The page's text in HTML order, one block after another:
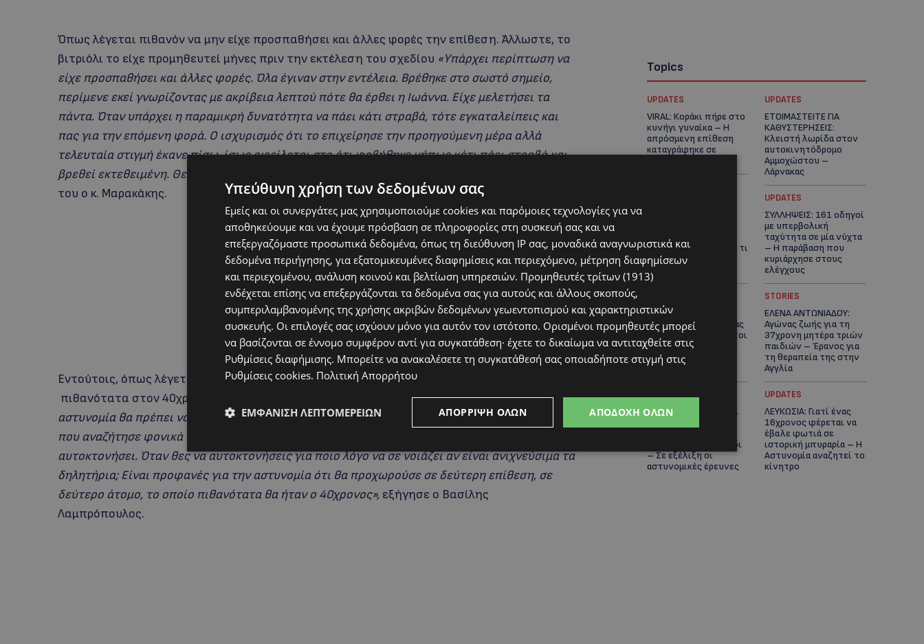
Όπως λέγεται πιθανόν να μην είχε προσπαθήσει και άλλες φορές την επίθεση. Άλλωστε, το
βιτριόλι το είχε προμηθευτεί μήνες πριν την εκτέλεση του σχεδίου «Υπάρχει περίπτωση να
είχε προσπαθήσει και άλλες φορές. Όλα έγιναν στην εντέλεια. Βρέθηκε στο σωστό σημείο,
περίμενε εκεί γνωρίζοντας με ακρίβεια λεπτού πότε θα έρθει η Ιωάννα. Είχε μελετήσει τα
πάντα. Όταν υπάρχει η παραμικρή δυνατότητα να πάει κάτι στραβά, τότε εγκαταλείπεις και
πας για την επόμενη φορά. Ο ισχυρισμός ότι το επιχείρησε την προηγούμενη μέρα αλλά
τελευταία στιγμή έκανε πίσω, ίσως οφείλεται στο ότι φοβήθηκε μήπως κάτι πάει στραβά και
βρεθεί εκτεθειμένη. Θεωρώ απίθανο να μην είχε ξαναπροσπαθήσει»,
του ο κ. Μαρακάκης.
Εντούτοις, όπως λέγεται η κατηγορουμένη θα προχωρούσε σε δεύτερη επίθεση
πιθανότατα στον 40χρονο.
«Δεν αποτυπώθηκε αυτό, να έχει ξαναπροσπαθήσει, γιατί η
αστυνομία θα πρέπει να ψάξει τις κάμερες για μεγάλο χρονικό διάστημα. Αλλά έχει σημασία
που αναζήτησε φονικά δηλητήρια μετά την επίθεση. Υποστήριξε ότι το έκανε γιατί ήθελε να
αυτοκτονήσει. Όταν θες να αυτοκτονήσεις για ποιο λόγο να σε νοιάζει αν είναι ανιχνεύσιμα τα
δηλητήρια; Είναι προφανές για την αστυνομία ότι θα προχωρούσε σε δεύτερη επίθεση, σε
δεύτερο άτομο, το οποίο πιθανότατα θα ήταν ο 40χρονος», εξήγησε ο Βασίλης
Λαμπρόπουλος.
Topics
UPDATES
VIRAL: Κοράκι πήρε στο
κυνήγι γυναίκα – Η
απρόσμενη επίθεση
καταγράφηκε σε
UPDATES
ΕΤΟΙΜΑΣΤΕΙΤΕ ΓΙΑ
ΚΑΘΥΣΤΕΡΗΣΕΙΣ:
Κλειστή λωρίδα στον
αυτοκινητόδρομο
Αμμοχώστου –
Λάρνακας
οδοφράγματα την
Παρασκευή – Πού και τι
ώρα θα γίνουν οι
δράσεις
UPDATES
ΣΥΛΛΗΨΕΙΣ: 161 οδηγοί
με υπερβολική
ταχύτητα σε μία νύχτα
– Η παράβαση που
κυριάρχησε στους
ελέγχους
ΓΕΝΕΘΛΙΟΣ ΗΜΕΡΑ: Η
ηλικία είναι μόνο ένας
αριθμός – Οι άνθρωποι
και οι στιγμές είναι η
πραγματική μας
ιστορία
STORIES
ΕΛΕΝΑ ΑΝΤΩΝΙΑΔΟΥ:
Αγώνας ζωής για τη
37χρονη μητέρα τριών
παιδιών – Έρανος για
τη θεραπεία της στην
Αγγλία
ΚΑΤΑΓΓΕΛΙΑ: Για άνδρα
γυναίκες στο Δασούδι
– Σε εξέλιξη οι
αστυνομικές έρευνες
UPDATES
ΛΕΥΚΩΣΙΑ: Γιατί ένας
16χρονος φέρεται να
έβαλε φωτιά σε
ιστορική μπυραρία – Η
Αστυνομία αναζητεί το
κίνητρο
Υπεύθυνη χρήση των δεδομένων σας
Εμείς και οι συνεργάτες μας χρησιμοποιούμε cookies και παρόμοιες τεχνολογίες για να
αποθηκεύουμε και να έχουμε πρόσβαση σε πληροφορίες στη συσκευή σας και να
επεξεργαζόμαστε προσωπικά δεδομένα, όπως τη διεύθυνση IP σας, μοναδικά αναγνωριστικά και
δεδομένα περιήγησης, για εξατομικευμένες διαφημίσεις και περιεχόμενο, μέτρηση διαφημίσεων
και περιεχομένου, ανάλυση κοινού και βελτίωση υπηρεσιών. Προμηθευτές τρίτων (1913)
ενδέχεται επίσης να επεξεργάζονται τα δεδομένα σας για αυτούς και άλλους σκοπούς,
συμπεριλαμβανομένης της χρήσης ακριβών δεδομένων γεωεντοπισμού και χαρακτηριστικών
συσκευής. Οι επιλογές σας ισχύουν μόνο για αυτόν τον ιστότοπο. Ορισμένοι προμηθευτές μπορεί
να βασίζονται σε έννομο συμφέρον αντί για συγκατάθεση· έχετε το δικαίωμα να αντιταχθείτε στις
Ρυθμίσεις διαφήμισης. Μπορείτε να ανακαλέσετε τη συγκατάθεσή σας οποιαδήποτε στιγμή στις
Ρυθμίσεις cookies. Πολιτική Απορρήτου
ΑΠΟΔΟΧΉ ΌΛΩΝ
ΑΠΌΡΡΙΨΗ ΌΛΩΝ
ΕΜΦΆΝΙΣΗ ΛΕΠΤΟΜΕΡΕΙΏΝ